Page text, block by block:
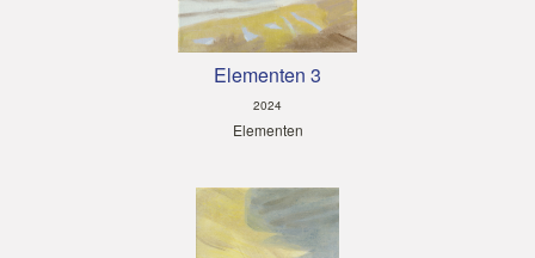
Elementen 3
2024
Elementen